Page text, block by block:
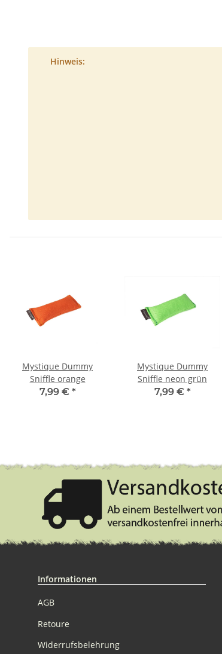
Hinweis:
Mystique Dummy
Sniffle orange
7,99 € *
Mystique Dummy
Sniffle neon grün
7,99 € *
Informationen
AGB
Retoure
Widerrufsbelehrung